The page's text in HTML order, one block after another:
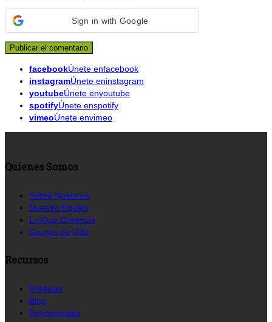
Sign in with Google
facebookÚnete enfacebook
instagramÚnete eninstagram
youtubeÚnete enyoutube
spotifyÚnete enspotify
vimeoÚnete envimeo
Quienes Somos
Sobre Nosotros
Nuestro Equipo
Lo Que Creemos
Grupos de Vida
Recursos
Prédicas
Blog
Devocionales